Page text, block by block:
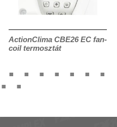
ActionClima CBE26 EC fan-
coil termosztát